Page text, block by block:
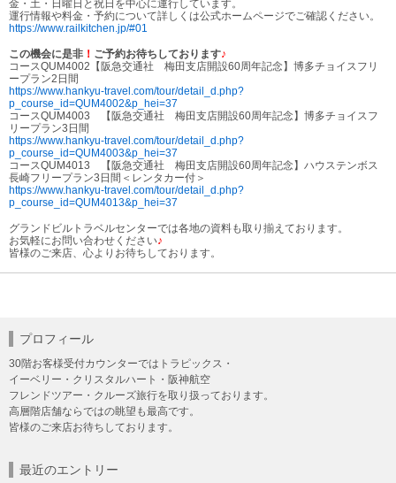
金・土・日曜日と祝日を中心に運行しています。
運行情報や料金・予約について詳しくは公式ホームページでご確認ください。
https://www.railkitchen.jp/#01
この機会に是非 ！ ご予約お待ちしております♪
コースQUM4002【阪急交通社 梅田支店開設60周年記念】博多チョイスフリ
ープラン2日間
https://www.hankyu-travel.com/tour/detail_d.php?
p_course_id=QUM4002&p_hei=37
コースQUM4003 【阪急交通社 梅田支店開設60周年記念】博多チョイスフ
リープラン3日間
https://www.hankyu-travel.com/tour/detail_d.php?
p_course_id=QUM4003&p_hei=37
コースQUM4013 【阪急交通社 梅田支店開設60周年記念】ハウステンボス
長崎フリープラン3日間＜レンタカー付＞
https://www.hankyu-travel.com/tour/detail_d.php?
p_course_id=QUM4013&p_hei=37
グランドビルトラベルセンターでは各地の資料も取り揃えております。
お気軽にお問い合わせください♪
皆様のご来店、心よりお待ちしております。
プロフィール
30階お客様受付カウンターではトラピックス・
イーベリー・クリスタルハート・阪神航空
フレンドツアー・クルーズ旅行を取り扱っております。
高層階店舗ならではの眺望も最高です。
皆様のご来店お待ちしております。
最近のエントリー